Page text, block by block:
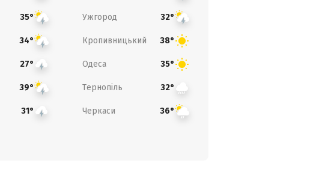
35° Ужгород 32°
34° Кропивницький 38°
27° Одеса 35°
39° Тернопіль 32°
31° Черкаси 36°